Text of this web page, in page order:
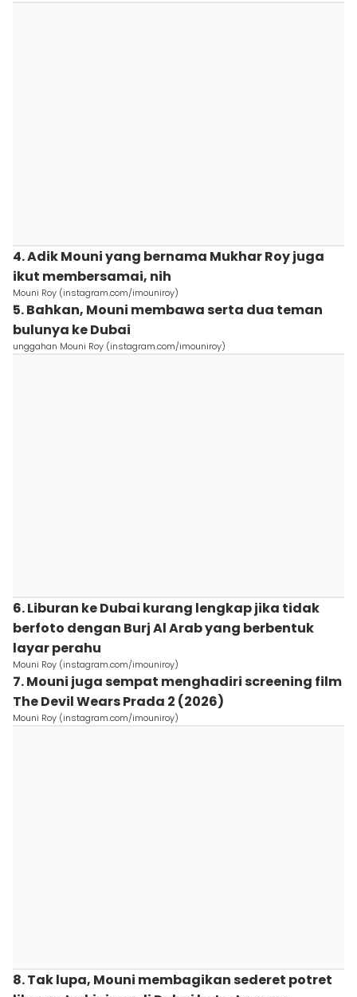
4. Adik Mouni yang bernama Mukhar Roy juga
ikut membersamai, nih
Mouni Roy (instagram.com/imouniroy)
5. Bahkan, Mouni membawa serta dua teman
bulunya ke Dubai
unggahan Mouni Roy (instagram.com/imouniroy)
6. Liburan ke Dubai kurang lengkap jika tidak
berfoto dengan Burj Al Arab yang berbentuk
layar perahu
Mouni Roy (instagram.com/imouniroy)
7. Mouni juga sempat menghadiri screening film
The Devil Wears Prada 2 (2026)
Mouni Roy (instagram.com/imouniroy)
8. Tak lupa, Mouni membagikan sederet potret